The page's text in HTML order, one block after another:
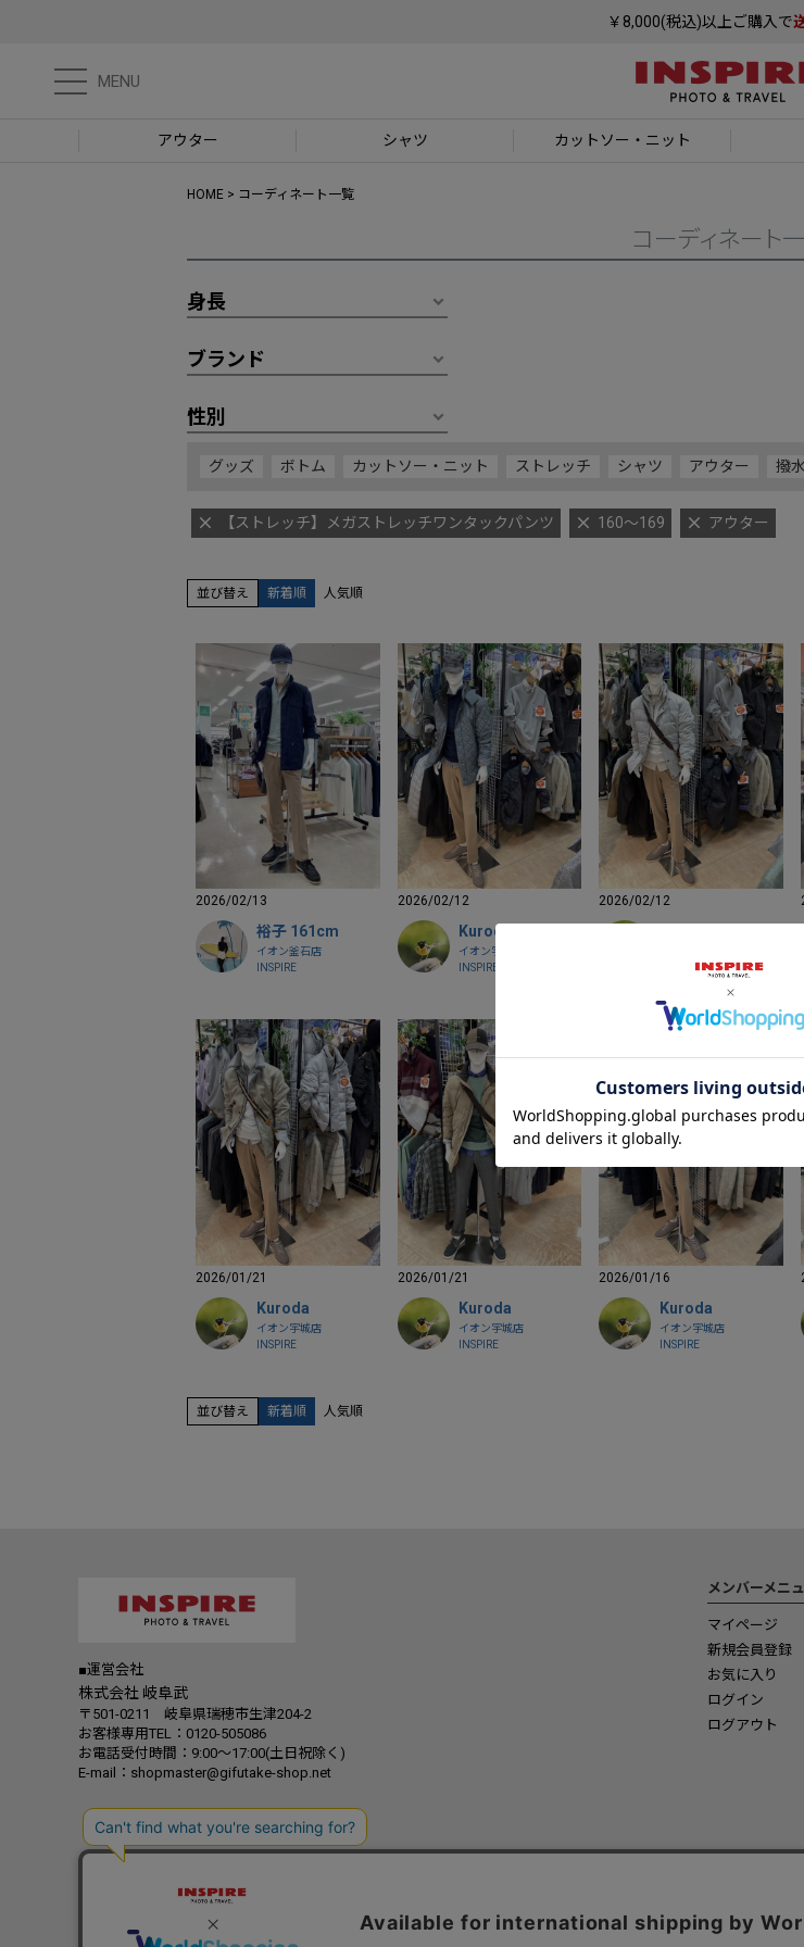
￥8,000(税込)以上ご購入で
MENU
アウター シャツ カットソー ・ニット
HOME コーディネート一覧
コーディネート
身長
ブランド
性別
グッズ ボトム カットソー・ニット ストレッチ シャツ アウター 撥水
【ストレッチ】メガストレッチワンタックパンツ 160～169 アウター
並び替え 新着順 人気順
2026/02/13
裕子 161cm
イオン釜石店
INSPIRE
2026/02/12
Kuroda
イオン宇城店
INSPIRE
2026/02/12
INSPIRE
2026/01/21
Kuroda
イオン宇城店
INSPIRE
2026/01/21
Kuroda
イオン宇城店
INSPIRE
2026/01/16
Kuroda
イオン宇城店
INSPIRE
並び替え 新着順 人気順
■運営会社
株式会社 岐阜武
〒501-0211 岐阜県瑞穂市生津204-2
お客様専用TEL：0120-505086
お電話受付時間：9:00～17:00(土日祝除く)
E-mail：shopmaster@gifutake-shop.net
メンバーメニ
マイページ
新規会員登録
お気に入り
ログイン
ログアウト